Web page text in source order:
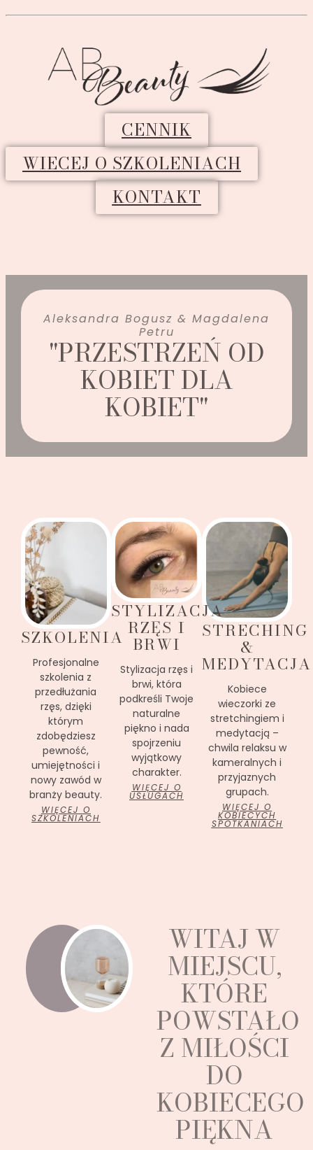
CENNIK
WIECEJ O SZKOLENIACH
KONTAKT
Aleksandra Bogusz & Magdalena
Petru
"PRZESTRZEŃ OD
KOBIET DLA
KOBIET"
SZKOLENIA
Profesjonalne
szkolenia z
przedłużania
rzęs, dzięki
którym
zdobędziesz
pewność,
umiejętności i
nowy zawód w
branży beauty.
WIĘCEJ O
SZKOLENIACH
STYLIZACJA
RZĘS I
BRWI
Stylizacja rzęs i
brwi, która
podkreśli Twoje
naturalne
piękno i nada
spojrzeniu
wyjątkowy
charakter.
WIĘCEJ O
USŁUGACH
STRECHING
&
MEDYTACJA
Kobiece
wieczorki ze
stretchingiem i
medytacją –
chwila relaksu w
kameralnych i
przyjaznych
grupach.
WIĘCEJ O
KOBIECYCH
SPOTKANIACH
WITAJ W
MIEJSCU,
KTÓRE
POWSTAŁO
Z MIŁOŚCI
DO
KOBIECEGO
PIĘKNA